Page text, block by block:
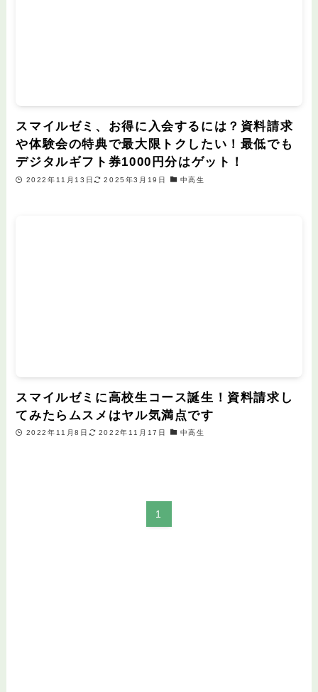
スマイルゼミ、お得に入会するには？資料請求
や体験会の特典で最大限トクしたい！最低でも
デジタルギフト券1000円分はゲット！
2022年11月13日 2025年3月19日 中高生
スマイルゼミに高校生コース誕生！資料請求し
てみたらムスメはヤル気満点です
2022年11月8日 2022年11月17日 中高生
1